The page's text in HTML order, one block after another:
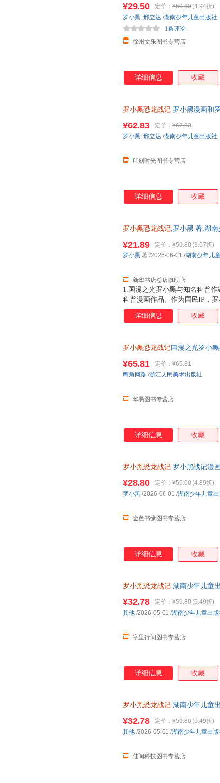
¥29.50 定价： ¥59.80 (4.94折)
徐州文乐图书专营店
1条评论
罗小黑, 邢立达 /湖南少年儿童出版社
详细信息 收藏
罗小黑恐龙战记 罗小黑漫画和
¥62.83 定价： ¥62.83
印刻时光图书专营店
罗小黑, 邢立达 /湖南少年儿童出版社
详细信息 收藏
罗小黑恐龙战记,罗小黑 著,湖
13284178503
1.国漫之光罗小黑与知名科普
科普漫画作品。作为国民IP，
动画于2011年开始播放，B站
3.15亿票房，同名漫画书2015
¥21.89 定价： ¥59.80 (3.67折)
新华书店总店旗舰店
罗小黑 著 /2026-06-01 /湖南少年儿
详细信息 收藏
罗小黑恐龙战记 国漫之光罗小
¥65.81 定价： ¥65.81
华易图书专营店
鹰角网路 /浙江人民美术出版社
详细信息 收藏
罗小黑恐龙战记 罗小黑战记漫
¥28.80 定价： ¥59.00 (4.89折)
金色书缘图书专营店
罗小黑 /2026-06-01 /湖南少年儿童
详细信息 收藏
罗小黑恐龙战记 湖南少年儿童
¥32.78 定价： ¥59.80 (5.49折)
字里行间图书专营店
其他 /2026-05-01 /湖南少年儿童出
详细信息 收藏
罗小黑恐龙战记 湖南少年儿童
¥32.78 定价： ¥59.80 (5.49折)
佳阅科技图书专营店
其他 /2026-05-01 /湖南少年儿童出